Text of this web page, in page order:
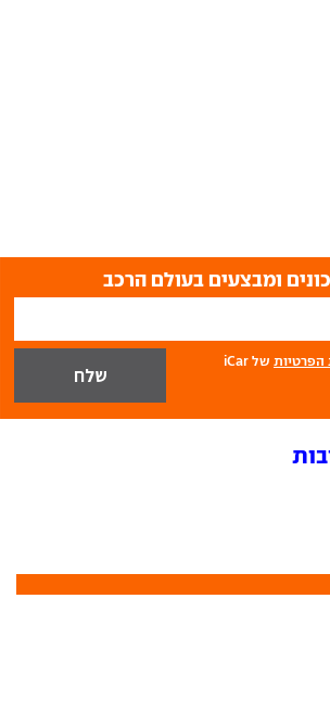
ומבצעים בעולם הרכב
הפרטיות
של iCar